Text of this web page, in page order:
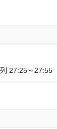
27:25～27:55